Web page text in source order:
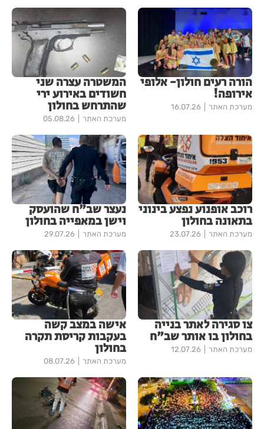
הורה רעים חולון- אלופי
אירופה!
מערכת האתר 16.07.26
המשטרה עצרה שני
חשודים באירוע ירי
שהתרחש בחולון
מערכת האתר 05.08.26
רוכב אופנוע נפצע בינוני
בתאונה בחולון
מערכת האתר 23.07.26
נעצר שב"ח שהועסק
וישן במאפייה בחולון
מערכת האתר 29.07.26
צו סגירה לאתר בנייה
בחולון בו אותר שב"ח
מערכת האתר 12.07.26
אישה במצב קשה
בעקבות קריסת תקרה
בחולון
מערכת האתר 08.07.26